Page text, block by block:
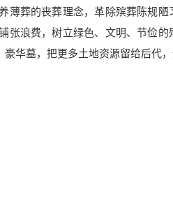
薄葬的丧葬理念，革除殡葬陈规陋
张浪费，树立绿色、文明、节俭的
华墓，把更多土地资源留给后代，